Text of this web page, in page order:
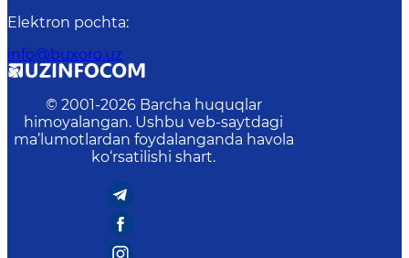
Elektron pochta:
info@buxoro.uz
© 2001-2026 Barcha huquqlar
himoyalangan. Ushbu veb-saytdagi
ma’lumotlardan foydalanganda havola
ko‘rsatilishi shart.